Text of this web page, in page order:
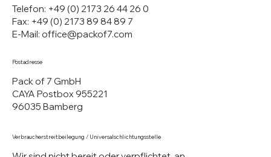
Telefon: +49 (0) 2173 26 44 26 0
Fax: +49 (0) 2173 89 84 89 7
E-Mail: office@packof7.com
Postadresse
Pack of 7 GmbH
CAYA Postbox 955221
96035 Bamberg
Verbraucherstreitbeilegung / Universalschlichtungsstelle